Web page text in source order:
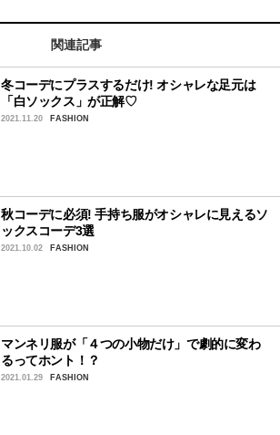
関連記事
冬コーデにプラスするだけ! オシャレな足元は
「白ソックス」が正解♡
2021.11.20 FASHION
秋コーデに必須! 手持ち服がオシャレに見えるソ
ックスコーデ3選
2021.10.02 FASHION
マンネリ服が「４つの小物だけ」で劇的に変わ
るってホント！？
2021.01.29 FASHION